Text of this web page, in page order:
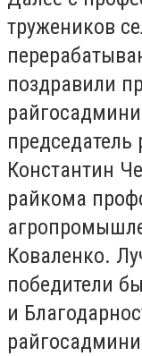
тружеников
поздравили
председатель
Константин
райкома
Коваленко.
победители
и